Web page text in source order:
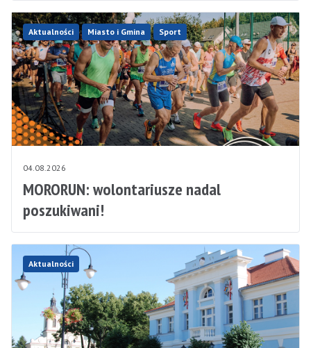
Aktualności Miasto i Gmina Sport
04.08.2026
MORORUN: wolontariusze nadal
poszukiwani!
Aktualności